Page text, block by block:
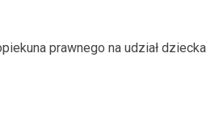
prawnego na udział dziecka